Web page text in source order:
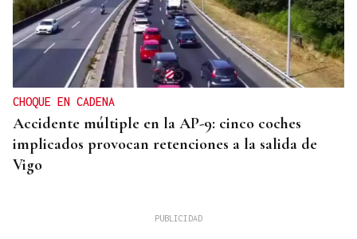
CHOQUE EN CADENA
Accidente múltiple en la AP-9: cinco coches
implicados provocan retenciones a la salida de
Vigo